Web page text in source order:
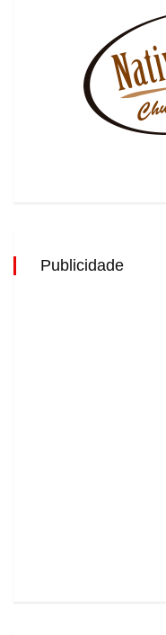
Publicidade